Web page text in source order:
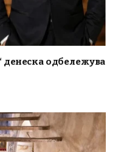
денеска одбележува